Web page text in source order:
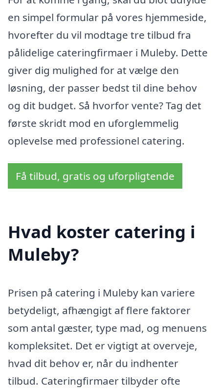
en simpel formular på vores hjemmeside,
hvorefter du vil modtage tre tilbud fra
pålidelige cateringfirmaer i Muleby. Dette
giver dig mulighed for at vælge den
løsning, der passer bedst til dine behov
og dit budget. Så hvorfor vente? Tag det
første skridt mod en uforglemmelig
oplevelse med professionel catering.
Få tilbud, gratis og uforpligtende
Hvad koster catering i
Muleby?
Prisen på catering i Muleby kan variere
betydeligt, afhængigt af flere faktorer
som antal gæster, type mad, og menuens
kompleksitet. Det er vigtigt at overveje,
hvad dit behov er, når du indhenter
tilbud. Cateringfirmaer tilbyder ofte